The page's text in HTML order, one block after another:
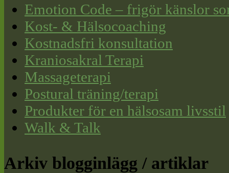
Emotion Code – frigör känslor
Kost- & Hälsocoaching
Kostnadsfri konsultation
Kraniosakral Terapi
Massageterapi
Postural träning/terapi
Produkter för en hälsosam livsstil
Walk & Talk
Arkiv blogginlägg / artiklar